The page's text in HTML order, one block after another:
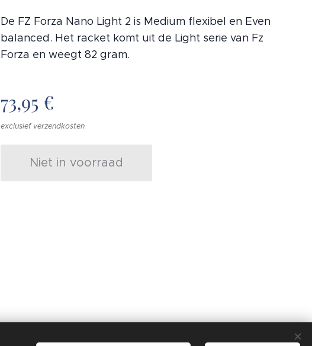
De FZ Forza Nano Light 2 is Medium flexibel en Even
balanced. Het racket komt uit de Light serie van Fz
Forza en weegt 82 gram.
73,95 €
exclusief verzendkosten
Niet in voorraad